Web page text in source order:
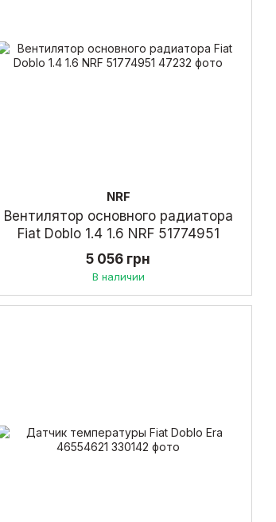
NRF
Вентилятор основного радиатора
Fiat Doblo 1.4 1.6 NRF 51774951
5 056 грн
В наличии